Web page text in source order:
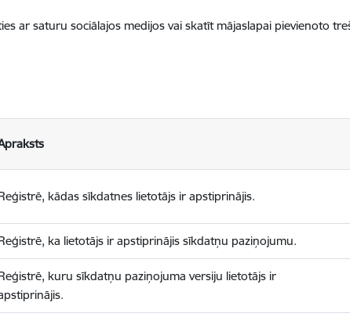
ar saturu sociālajos medijos vai skatīt mājaslapai pievienoto
kādas sīkdatnes lietotājs ir apstiprinājis.
ka lietotājs ir apstiprinājis sīkdatņu paziņojumu.
kuru sīkdatņu paziņojuma versiju lietotājs ir